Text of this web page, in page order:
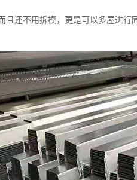
且还不用拆模，更是可以多屋进行